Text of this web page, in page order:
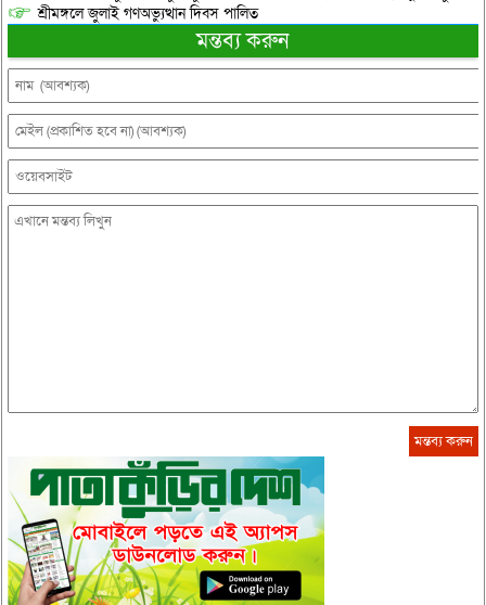
শ্রীমঙ্গলে জুলাই গণঅভ্যুত্থান দিবস পালিত
মন্তব্য করুন